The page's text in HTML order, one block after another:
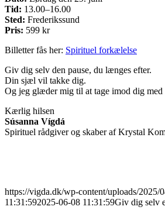
Tid: 13.00–16.00
Sted: Frederikssund
Pris: 599 kr
Billetter fås her: Spirituel forkælelse
Giv dig selv den pause, du længes efter.
Din sjæl vil takke dig.
Og jeg glæder mig til at tage imod dig med
Kærlig hilsen
Súsanna Vígdá
Spirituel rådgiver og skaber af Krystal
https://vigda.dk/wp-content/uploads/
11:31:592025-06-08 11:31:59Giv dig selv